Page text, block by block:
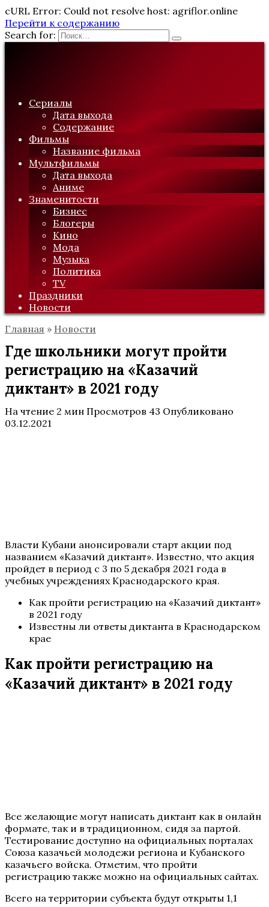
cURL Error: Could not resolve host: agriflor.online
Перейти к содержанию
Search for:
Сериалы
Дата выхода
Содержание
Фильмы
Название фильма
Мультфильмы
Дата выхода
Аниме
Знаменитости
Бизнес
Блогеры
Кино
Мода
Музыка
Политика
TV
Праздники
Новости
Главная » Новости
Где школьники могут пройти
регистрацию на «Казачий
диктант» в 2021 году
На чтение 2 мин Просмотров 43 Опубликовано
03.12.2021
Власти Кубани анонсировали старт акции под
названием «Казачий диктант». Известно, что акция
пройдет в период с 3 по 5 декабря 2021 года в
учебных учреждениях Краснодарского края.
Как пройти регистрацию на «Казачий диктант»
в 2021 году
Известны ли ответы диктанта в Краснодарском
крае
Как пройти регистрацию на
«Казачий диктант» в 2021 году
Все желающие могут написать диктант как в онлайн
формате, так и в традиционном, сидя за партой.
Тестирование доступно на официальных порталах
Союза казачьей молодежи региона и Кубанского
казачьего войска. Отметим, что пройти
регистрацию также можно на официальных сайтах.
Всего на территории субъекта будут открыты 1,1